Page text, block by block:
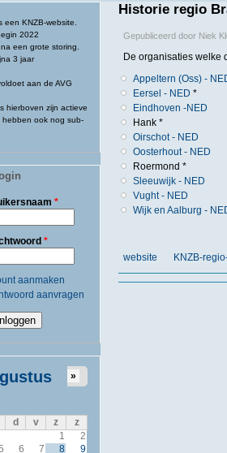
een KNZB-website.
2022
een grote storing.
3 jaar
aan de AVG
hierboven zijn actieve
hebben ook nog sub-
*
*
aanmaken
aanvragen
»
d v z
z
1
2
6 7 8
9
Historie regio
Gepubliceerd door Niek
De organisaties welke
Appeltern (Oss) -
Eersel - NED *
Eindhoven -NED
Hank *
Oirschot - NED
Oosterhout - NED
Roermond *
Sleeuwijk - NED
Vught - NED
Wijk en Aalburg -
website KNZB-